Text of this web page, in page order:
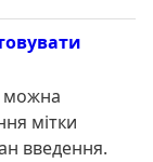
можна
мітки
введення.